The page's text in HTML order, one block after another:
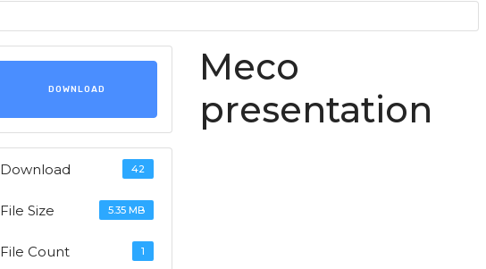
DOWNLOAD
Download 42
File Size 5.35 MB
File Count 1
Meco
presentation